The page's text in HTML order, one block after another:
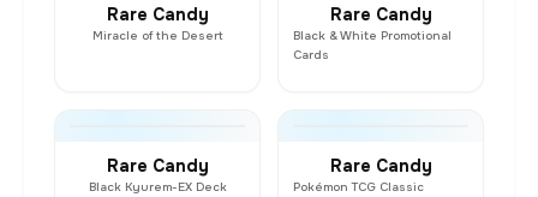
Rare Candy
Miracle of the Desert
Rare Candy
Black & White Promotional
Cards
Rare Candy
Black Kyurem-EX Deck
Rare Candy
Pokémon TCG Classic